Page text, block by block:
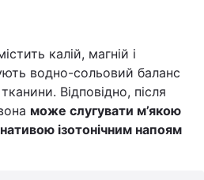
калій, магній і
водно-сольовий баланс
Відповідно, після
може слугувати м’якою
ізотонічним напоям